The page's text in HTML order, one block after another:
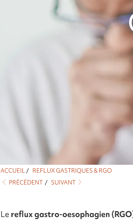
ACCUEIL/ REFLUX GASTRIQUES & RGO
PRÉCÉDENT / SUIVANT
Le reflux gastro-oesophagien